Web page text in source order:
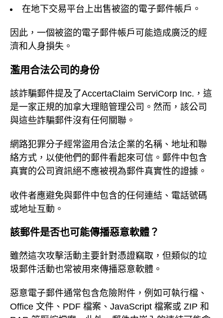
在地下交易平台上出售被盜的電子郵件帳戶。
因此，一個被盜的電子郵件帳戶可能造成廣泛的經
濟和人身損失。
濫用合法公司的身份
該詐騙郵件提及了AccertaClaim ServiCorp Inc.，這
是一家正規的加拿大理賠管理公司。然而，該公司
與這些詐騙郵件沒有任何關聯。
網路犯罪分子經常盜用合法企業的名稱、地址和聯
絡方式，以使他們的郵件看起來可信。郵件中包含
真實的公司資訊絕不應被視為郵件真實性的證據。
收件者應避免與郵件中包含的任何連結、電話號碼
或地址互動。
該郵件是否也可能傳播惡意軟體？
雖然這次攻擊活動主要針對憑證竊取，但類似的垃
圾郵件活動也常被用來傳播惡意軟體。
惡意電子郵件通常包含危險附件，例如可執行檔、
Office 文件、PDF 檔案、JavaScript 檔案或 ZIP 和